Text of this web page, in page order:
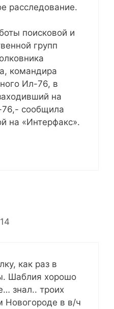
расследование.
поисковой и
групп
командира
Ил-76, в
на
76,- сообщила
на «Интерфакс».
как раз в
Шаблия хорошо
знал.. троих
Новогороде в в/ч